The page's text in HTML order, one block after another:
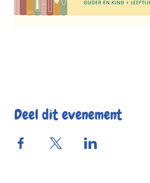
Deel dit evenement